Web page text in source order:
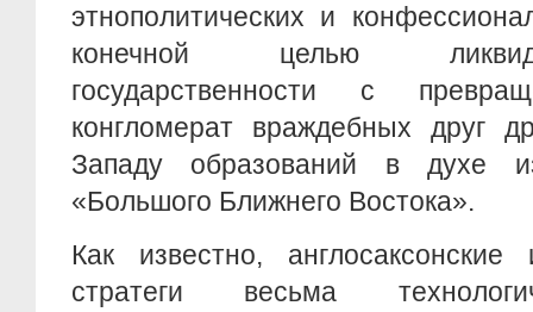
этнополитических и
конечной целью
государственности с
конгломерат враждебных друг
Западу образований в духе
«Большого Ближнего Востока».
Как известно,
стратеги весьма